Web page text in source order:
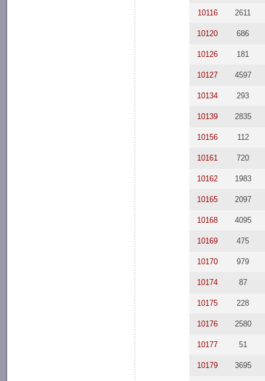
10116 2611
10120 686
10126 181
10127 4597
10134 293
10139 2835
10156 112
10161 720
10162 1983
10165 2097
10168 4095
10169 475
10170 979
10174 87
10175 228
10176 2580
10177 51
10179 3695